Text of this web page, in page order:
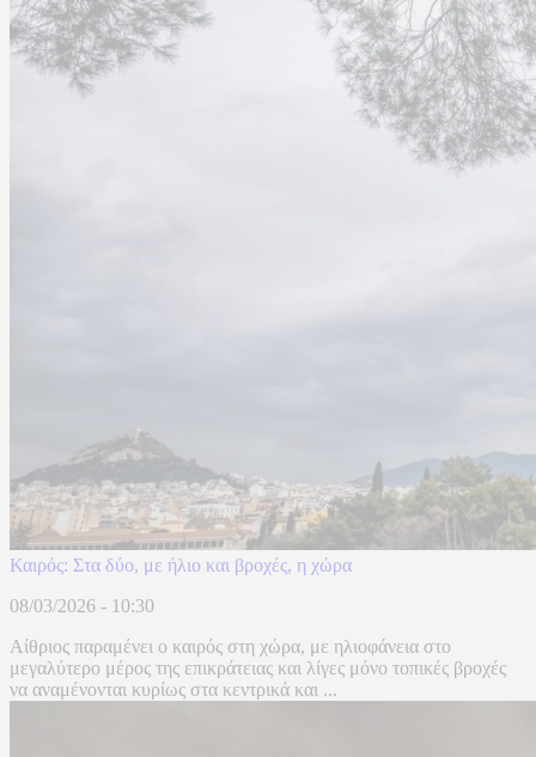
Καιρός: Στα δύο, με ήλιο και βροχές, η χώρα
08/03/2026 - 10:30
Αίθριος παραμένει ο καιρός στη χώρα, με ηλιοφάνεια στο
μεγαλύτερο μέρος της επικράτειας και λίγες μόνο τοπικές βροχές
να αναμένονται κυρίως στα κεντρικά και ...